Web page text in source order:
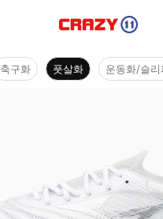
축구화 풋살화 운동화/슬리